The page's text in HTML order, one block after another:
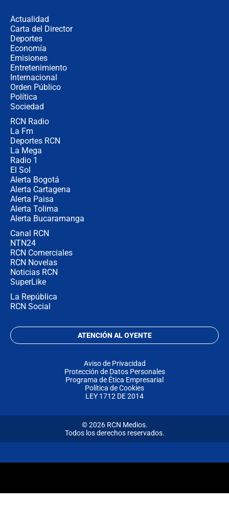
Actualidad
Carta del Director
Deportes
Economía
Emisiones
Entretenimiento
Internacional
Orden Público
Política
Sociedad
RCN Radio
La Fm
Deportes RCN
La Mega
Radio 1
El Sol
Alerta Bogotá
Alerta Cartagena
Alerta Paisa
Alerta Tolima
Alerta Bucaramanga
Canal RCN
NTN24
RCN Comerciales
RCN Novelas
Noticias RCN
SuperLike
La República
RCN Social
ATENCIÓN AL OYENTE
Aviso de Privacidad
Protección de Datos Personales
Programa de Ética Empresarial
Política de Cookies
LEY 1712 DE 2014
© 2026 RCN Medios.
Todos los derechos reservados.